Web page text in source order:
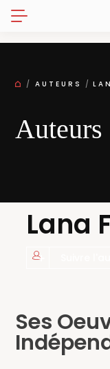
AUTEURS
Auteurs
Lana
Ses